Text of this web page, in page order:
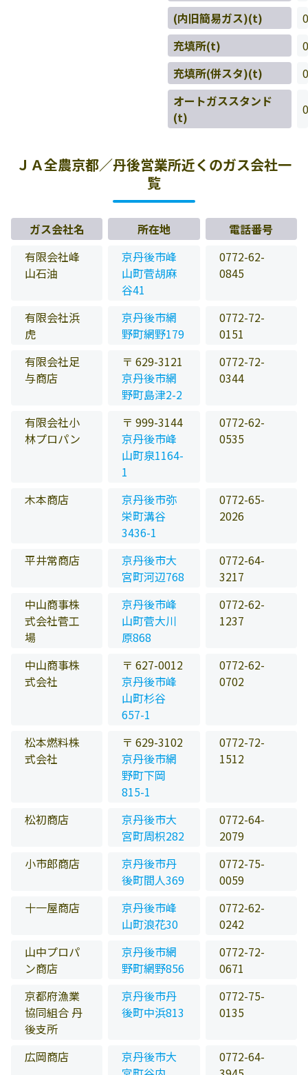
(内旧簡易ガス)(t)
0
充填所(t)
0
充填所(併スタ)(t)
0
オートガススタンド
(t)
0
ＪＡ全農京都／丹後営業所近くのガス会社一
覧
ガス会社名 所在地
電話番号
有限会社峰
山石油
京丹後市峰
山町菅胡麻
谷41
0772-62-
0845
有限会社浜
虎
京丹後市網
野町網野179
0772-72-
0151
有限会社足
与商店
〒 629-3121
京丹後市網
野町島津2-2
0772-72-
0344
有限会社小
林プロパン
〒 999-3144
京丹後市峰
山町泉1164-
1
0772-62-
0535
木本商店
京丹後市弥
栄町溝谷
3436-1
0772-65-
2026
平井常商店
京丹後市大
宮町河辺768
0772-64-
3217
中山商事株
式会社菅工
場
京丹後市峰
山町菅大川
原868
0772-62-
1237
中山商事株
式会社
〒 627-0012
京丹後市峰
山町杉谷
657-1
0772-62-
0702
松本燃料株
式会社
〒 629-3102
京丹後市網
野町下岡
815-1
0772-72-
1512
松初商店
京丹後市大
宮町周枳282
0772-64-
2079
小市郎商店
京丹後市丹
後町間人369
0772-75-
0059
十一屋商店
京丹後市峰
山町浪花30
0772-62-
0242
山中プロパ
ン商店
京丹後市網
野町網野856
0772-72-
0671
京都府漁業
協同組合 丹
後支所
京丹後市丹
後町中浜813
0772-75-
0135
広岡商店
京丹後市大
0772-64-